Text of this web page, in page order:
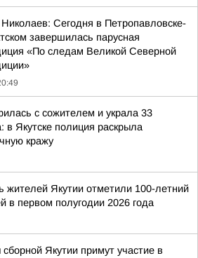
Сегодня в Петропавловске-
завершилась парусная
«По следам Великой Северной
с сожителем и украла 33
в Якутске полиция раскрыла
кражу
жителей Якутии отметили 100-летний
в первом полугодии 2026 года
Якутии примут участие в